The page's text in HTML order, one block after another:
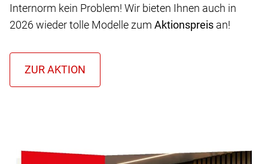
Internorm kein Problem! Wir bieten Ihnen auch in
2026 wieder tolle Modelle zum Aktionspreis an!